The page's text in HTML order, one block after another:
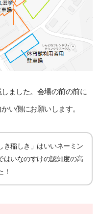
ました。会場の前の前に
い側にお願いします。
き稲しき」はいいネーミン
はいなのすけの認知度の高
！